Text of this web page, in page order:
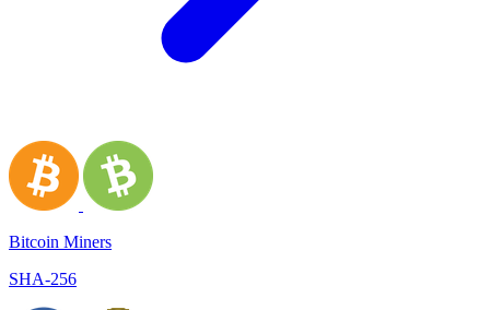
Bitcoin Miners
SHA-256